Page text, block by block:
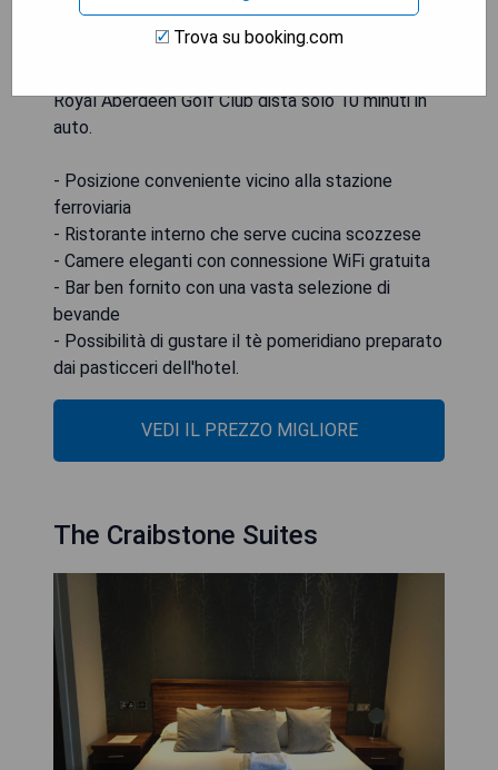
piedi dal centro di Aberdeen e a 3,2 km dal
terminal dei traghetti di Aberdeen. È possibile
Royal Aberdeen Golf Club dista solo 10 minuti in
auto.
- Posizione conveniente vicino alla stazione
ferroviaria
- Ristorante interno che serve cucina scozzese
- Camere eleganti con connessione WiFi gratuita
- Bar ben fornito con una vasta selezione di
bevande
- Possibilità di gustare il tè pomeridiano preparato
dai pasticceri dell'hotel.
VEDI IL PREZZO MIGLIORE
The Craibstone Suites
Trova su booking.com